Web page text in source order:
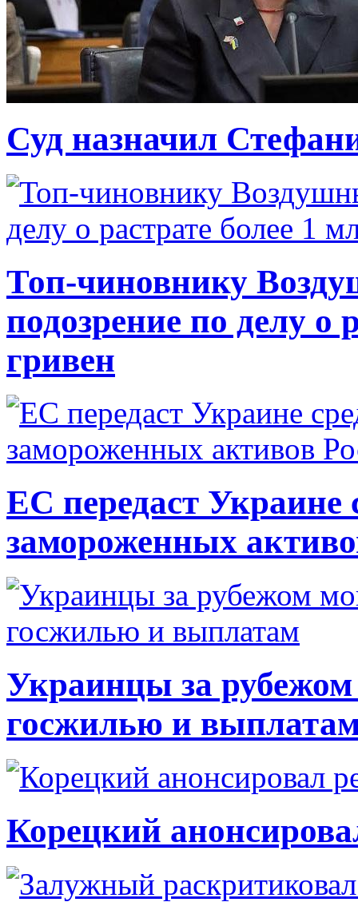
Суд назначил
Топ-чиновнику
подозрение по делу о
гривен
ЕС передаст Украине
замороженных
Украинцы за рубежом
госжилью и
Корецкий